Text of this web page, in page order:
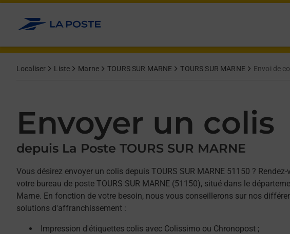
Allez au contenu
Localiser Liste Marne TOURS SUR MARNE TOURS SUR MARNE Envoi de
Envoyer un colis
depuis La Poste TOURS SUR MARNE
Vous désirez envoyer un colis depuis TOURS SUR MARNE 51150 ?
votre bureau de poste TOURS SUR MARNE (51150), situé dans le
Marne. En fonction de votre besoin, nous vous conseillerons sur nos
solutions d'affranchissement :
Impression d'étiquettes colis avec Colissimo ou Chronopost ;
Afficher ou masquer la réponse
Afficher ou masquer la réponse
Afficher ou masquer la réponse